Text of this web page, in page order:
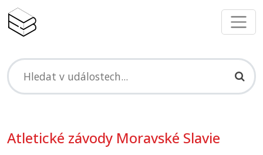
Atletické závody Moravské Slavie